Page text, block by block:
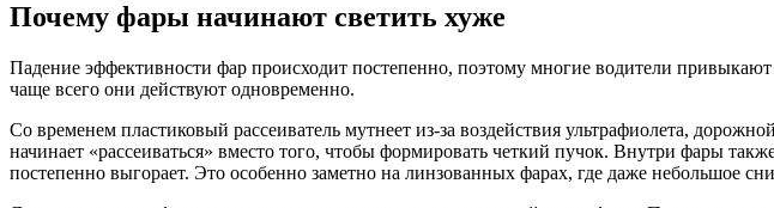
Почему фары начинают светить хуже
Падение эффективности фар происходит постепенно, поэтому многие водители
чаще всего они действуют одновременно.
Со временем пластиковый рассеиватель мутнеет из-за воздействия ультрафиолета,
начинает «рассеиваться» вместо того, чтобы формировать четкий пучок. Внутри фары
постепенно выгорает. Это особенно заметно на линзованных фарах, где даже небольшое